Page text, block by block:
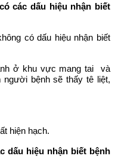
các dấu hiệu nhận biết
có dấu hiệu nhận biết
ở khu vực mang tai và
bệnh sẽ thấy tê liệt,
hiện hạch.
dấu hiệu nhận biết bệnh